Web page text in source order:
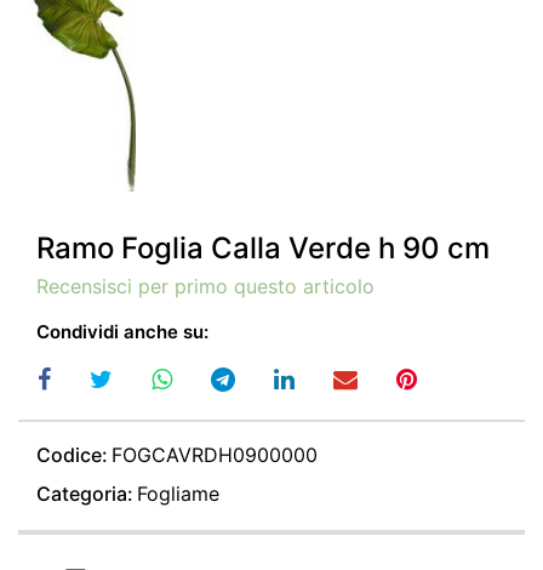
Ramo Foglia Calla Verde h 90 cm
Recensisci per primo questo articolo
Condividi anche su:
Codice: FOGCAVRDH0900000
Categoria: Fogliame